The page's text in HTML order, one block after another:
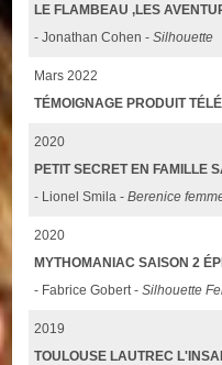
LE FLAMBEAU ,LES
- Jonathan Cohen -Silhouette
Mars 2022
TÉMOIGNAGE PRODUIT
2020
PETIT SECRET EN FAMILLE
- Lionel Smila -Berenice
2020
MYTHOMANIAC SAISON 2
- Fabrice Gobert -Silhouette
2019
TOULOUSE LAUTREC